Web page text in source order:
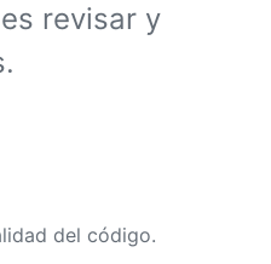
revisar y
del código.